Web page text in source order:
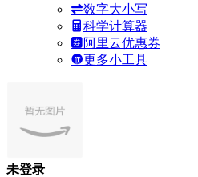
数字大小写
科学计算器
阿里云优惠券
更多小工具
未登录